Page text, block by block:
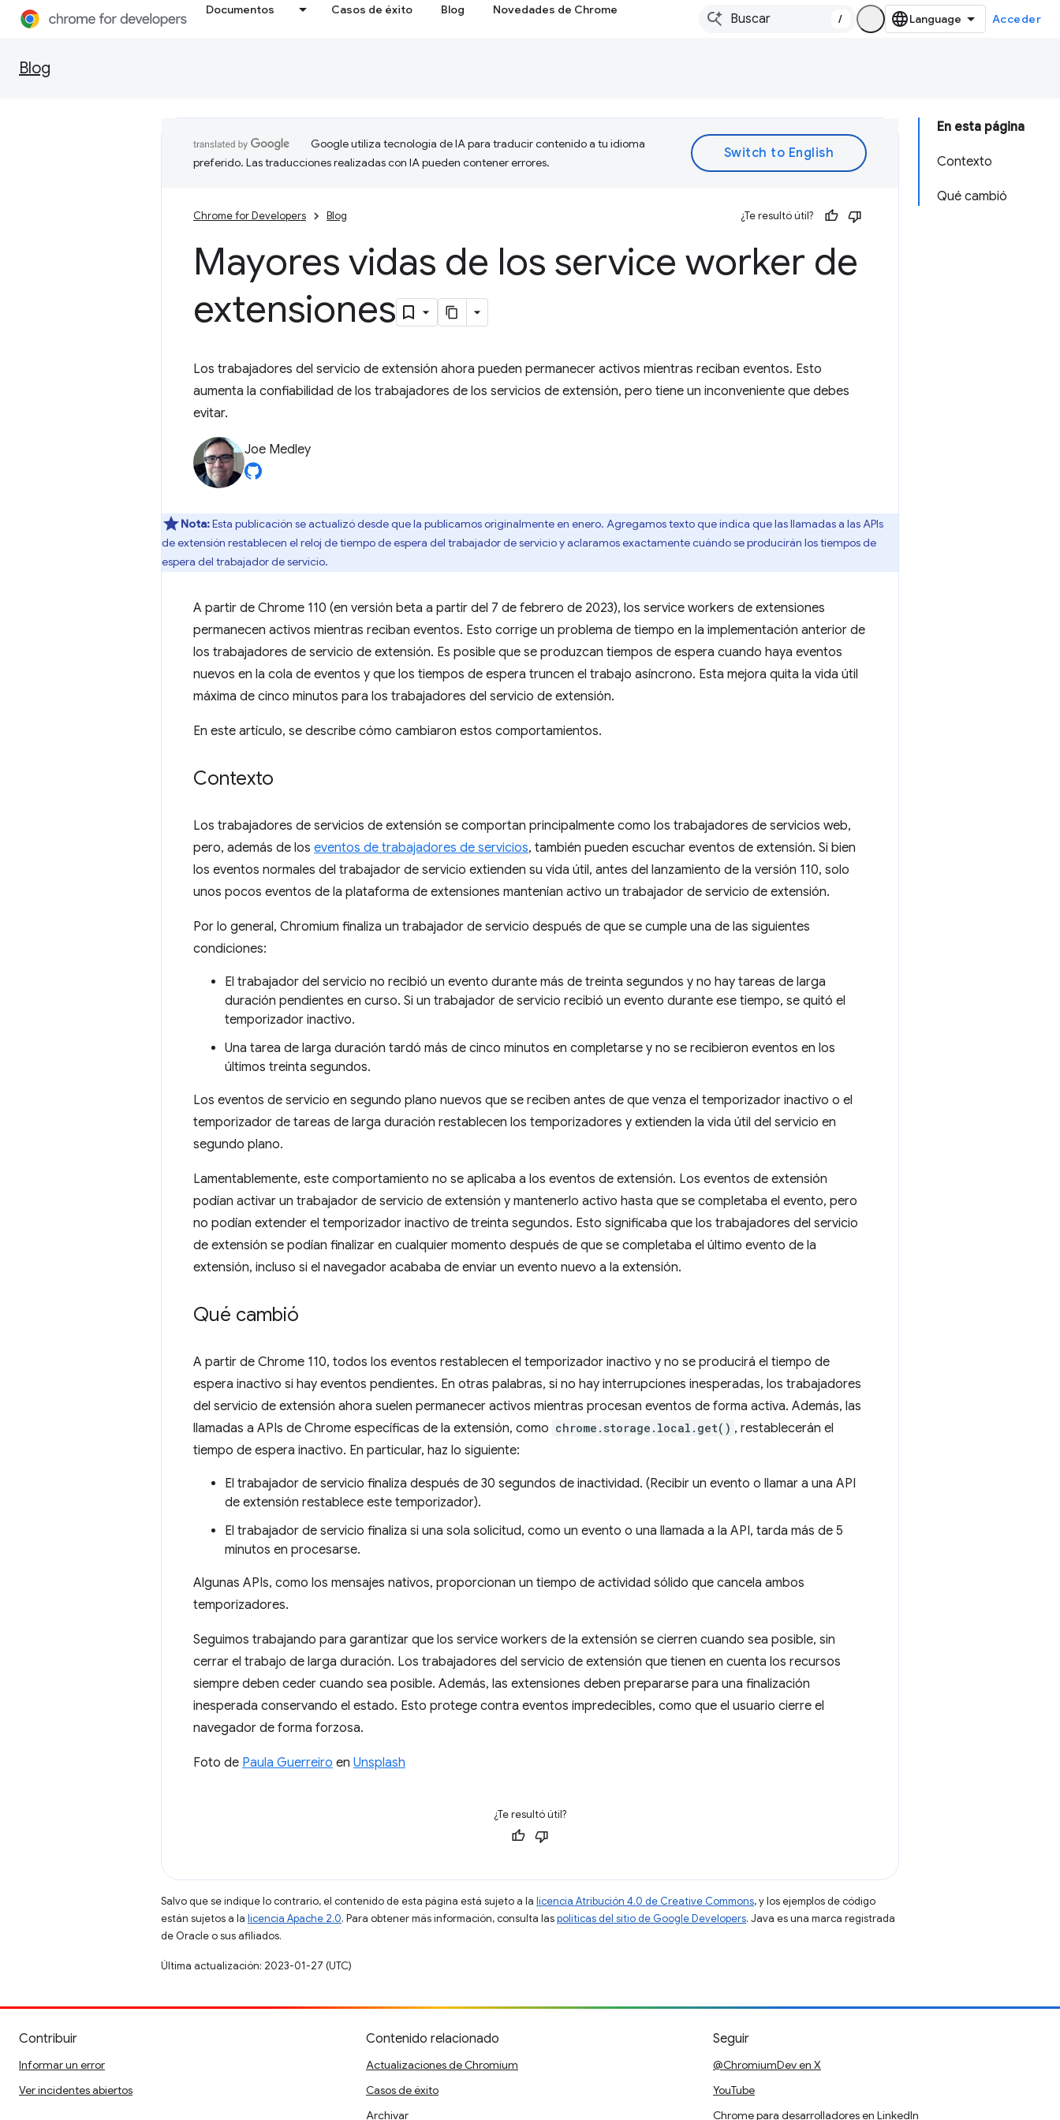
Documentos Casos de éxito Blog Novedades de Chrome
/ Acceder
Blog
En esta página
Contexto
Qué cambió
Google utiliza tecnología de IA para traducir contenido a tu idioma
preferido. Las traducciones realizadas con IA pueden contener errores.
Chrome for Developers Blog ¿Te resultó útil?
Mayores vidas de los service worker de
extensiones
Los trabajadores del servicio de extensión ahora pueden permanecer activos mientras reciban eventos. Esto
aumenta la confiabilidad de los trabajadores de los servicios de extensión, pero tiene un inconveniente que debes
evitar.
Joe Medley
Nota:Esta publicación se actualizó desde que la publicamos originalmente en enero. Agregamos texto que indica que las llamadas a las APIs
de extensión restablecen el reloj de tiempo de espera del trabajador de servicio y aclaramos exactamente cuándo se producirán los tiempos de
espera del trabajador de servicio.
A partir de Chrome 110 (en versión beta a partir del 7 de febrero de 2023), los service workers de extensiones
permanecen activos mientras reciban eventos. Esto corrige un problema de tiempo en la implementación anterior de
los trabajadores de servicio de extensión. Es posible que se produzcan tiempos de espera cuando haya eventos
nuevos en la cola de eventos y que los tiempos de espera truncen el trabajo asíncrono. Esta mejora quita la vida útil
máxima de cinco minutos para los trabajadores del servicio de extensión.
En este artículo, se describe cómo cambiaron estos comportamientos.
Contexto
Los trabajadores de servicios de extensión se comportan principalmente como los trabajadores de servicios web,
pero, además de los eventos de trabajadores de servicios, también pueden escuchar eventos de extensión. Si bien
los eventos normales del trabajador de servicio extienden su vida útil, antes del lanzamiento de la versión 110, solo
unos pocos eventos de la plataforma de extensiones mantenían activo un trabajador de servicio de extensión.
Por lo general, Chromium finaliza un trabajador de servicio después de que se cumple una de las siguientes
condiciones:
El trabajador del servicio no recibió un evento durante más de treinta segundos y no hay tareas de larga
duración pendientes en curso. Si un trabajador de servicio recibió un evento durante ese tiempo, se quitó el
temporizador inactivo.
Una tarea de larga duración tardó más de cinco minutos en completarse y no se recibieron eventos en los
últimos treinta segundos.
Los eventos de servicio en segundo plano nuevos que se reciben antes de que venza el temporizador inactivo o el
temporizador de tareas de larga duración restablecen los temporizadores y extienden la vida útil del servicio en
segundo plano.
Lamentablemente, este comportamiento no se aplicaba a los eventos de extensión. Los eventos de extensión
podían activar un trabajador de servicio de extensión y mantenerlo activo hasta que se completaba el evento, pero
no podían extender el temporizador inactivo de treinta segundos. Esto significaba que los trabajadores del servicio
de extensión se podían finalizar en cualquier momento después de que se completaba el último evento de la
extensión, incluso si el navegador acababa de enviar un evento nuevo a la extensión.
Qué cambió
A partir de Chrome 110, todos los eventos restablecen el temporizador inactivo y no se producirá el tiempo de
espera inactivo si hay eventos pendientes. En otras palabras, si no hay interrupciones inesperadas, los trabajadores
del servicio de extensión ahora suelen permanecer activos mientras procesan eventos de forma activa. Además, las
llamadas a APIs de Chrome específicas de la extensión, como chrome.storage.local.get() , restablecerán el
tiempo de espera inactivo. En particular, haz lo siguiente:
El trabajador de servicio finaliza después de 30 segundos de inactividad. (Recibir un evento o llamar a una API
de extensión restablece este temporizador).
El trabajador de servicio finaliza si una sola solicitud, como un evento o una llamada a la API, tarda más de 5
minutos en procesarse.
Algunas APIs, como los mensajes nativos, proporcionan un tiempo de actividad sólido que cancela ambos
temporizadores.
Seguimos trabajando para garantizar que los service workers de la extensión se cierren cuando sea posible, sin
cerrar el trabajo de larga duración. Los trabajadores del servicio de extensión que tienen en cuenta los recursos
siempre deben ceder cuando sea posible. Además, las extensiones deben prepararse para una finalización
inesperada conservando el estado. Esto protege contra eventos impredecibles, como que el usuario cierre el
navegador de forma forzosa.
Foto de Paula Guerreiro en Unsplash
¿Te resultó útil?
Salvo que se indique lo contrario, el contenido de esta página está sujeto a la licencia Atribución 4.0 de Creative Commons, y los ejemplos de código
están sujetos a la licencia Apache 2.0. Para obtener más información, consulta laspolíticas del sitio de Google Developers. Java es una marca registrada
de Oracle o sus afiliados.
Última actualización: 2023-01-27 (UTC)
Contribuir
Informar un error
Ver incidentes abiertos
Contenido relacionado
Actualizaciones de Chromium
Casos de éxito
Archivar
Seguir
@ChromiumDev en X
YouTube
Chrome para desarrolladores en LinkedIn